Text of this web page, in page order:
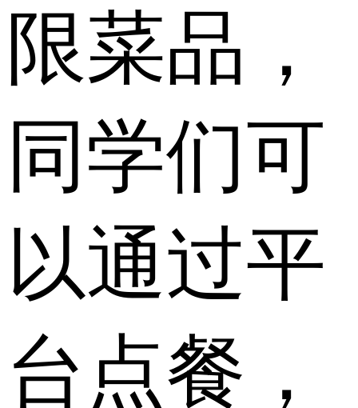
限菜品，
同学们可
以通过平
台点餐，